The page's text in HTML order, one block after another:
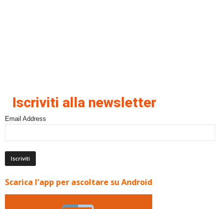
Iscriviti alla newsletter
Email Address
Scarica l'app per ascoltare su Android